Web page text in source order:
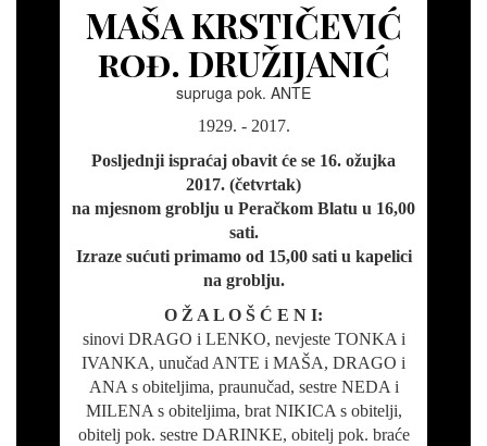
MAŠA KRSTIČEVIĆ
rođ. DRUŽIJANIĆ
supruga pok. ANTE
1929. - 2017.
Posljednji ispraćaj obavit će se 16. ožujka
2017. (četvrtak)
na mjesnom groblju u Peračkom Blatu u 16,00
sati.
Izraze sućuti primamo od 15,00 sati u kapelici
na groblju.
O Ž A L O Š Ć E N I:
sinovi DRAGO i LENKO, nevjeste TONKA i
IVANKA, unučad ANTE i MAŠA, DRAGO i
ANA s obiteljima, praunučad, sestre NEDA i
MILENA s obiteljima, brat NIKICA s obitelji,
obitelj pok. sestre DARINKE, obitelj pok. braće